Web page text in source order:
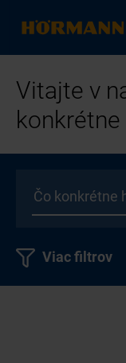
Vitajte v
Viac filtrov